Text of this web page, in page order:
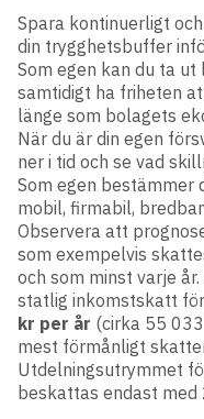
Spara kontinuerligt
din trygghetsbuffer
Som egen kan du ta
samtidigt ha friheten
länge som bolagets
När du är din egen
ner i tid och se vad
Som egen bestämmer
mobil, firmabil,
Observera att
som exempelvis
och som minst varje
statlig inkomstskatt
kr per år (cirka 55
mest förmånligt
Utdelningsutrymmet
beskattas endast med